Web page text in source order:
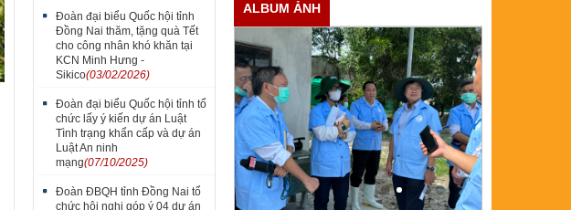
Đoàn đại biểu Quốc hội tỉnh
Đồng Nai thăm, tặng quà Tết
cho công nhân khó khăn tại
KCN Minh Hưng -
Sikico(03/02/2026)
Đoàn đại biểu Quốc hội tỉnh tổ
chức lấy ý kiến dự án Luật
Tình trạng khẩn cấp và dự án
Luật An ninh
mạng(07/10/2025)
Đoàn ĐBQH tỉnh Đồng Nai tổ
chức hội nghị góp ý 04 dự án
ALBUM ẢNH